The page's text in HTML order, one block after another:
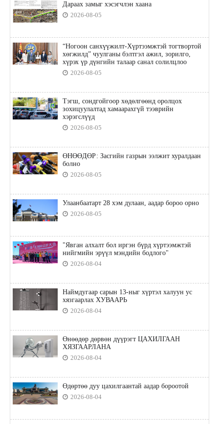
Дараах замыг хэсэгчлэн хаана
2026-08-05
“Ногоон санхүүжилт-Хүртээмжтэй тогтвортой
хөгжилд” чуулганы бэлтгэл ажил, зорилго,
хүрэх үр дүнгийн талаар санал солилцлоо
2026-08-05
Тэгш, сондгойгоор хөдөлгөөнд оролцох
зохицуулалтад хамаарахгүй тээврийн
хэрэгслүүд
2026-08-05
ӨНӨӨДӨР: Засгийн газрын ээлжит хуралдаан
болно
2026-08-05
Улаанбаатарт 28 хэм дулаан, аадар бороо орно
2026-08-05
"Явган алхалт бол иргэн бүрд хүртээмжтэй
нийгмийн эрүүл мэндийн бодлого"
2026-08-04
Наймдугаар сарын 13-ныг хүртэл халуун ус
хязгаарлах ХУВААРЬ
2026-08-04
Өнөөдөр дөрвөн дүүрэгт ЦАХИЛГААН
ХЯЗГААРЛАНА
2026-08-04
Өдөртөө дуу цахилгаантай аадар бороотой
2026-08-04